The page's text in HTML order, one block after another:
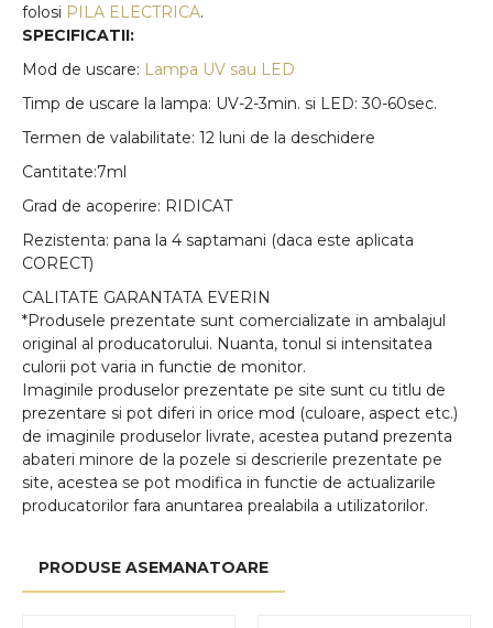
folosi PILA ELECTRICA.
SPECIFICATII:
Mod de uscare: Lampa UV sau LED
Timp de uscare la lampa: UV-2-3min. si LED: 30-60sec.
Termen de valabilitate: 12 luni de la deschidere
Cantitate:7ml
Grad de acoperire: RIDICAT
Rezistenta: pana la 4 saptamani (daca este aplicata
CORECT)
CALITATE GARANTATA EVERIN
*Produsele prezentate sunt comercializate in ambalajul
original al producatorului. Nuanta, tonul si intensitatea
culorii pot varia in functie de monitor.
Imaginile produselor prezentate pe site sunt cu titlu de
prezentare si pot diferi in orice mod (culoare, aspect etc.)
de imaginile produselor livrate, acestea putand prezenta
abateri minore de la pozele si descrierile prezentate pe
site, acestea se pot modifica in functie de actualizarile
producatorilor fara anuntarea prealabila a utilizatorilor.
PRODUSE ASEMANATOARE